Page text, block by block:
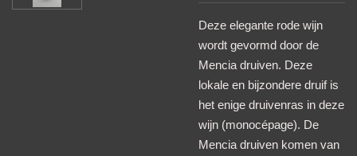
Deze elegante rode wijn
wordt gevormd door de
Mencia druiven. Deze
lokale en bijzondere druif is
het enige druivenras in deze
wijn (monocépage). De
Mencia druiven komen van